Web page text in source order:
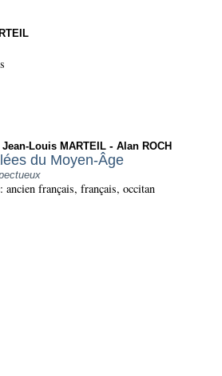
Jean-Louis MARTEIL - Alan ROCH
du Moyen-Âge
français, français, occitan